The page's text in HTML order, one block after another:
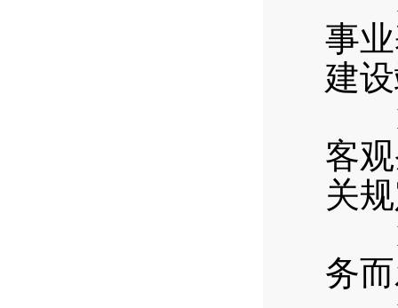
事
建
客
关
务